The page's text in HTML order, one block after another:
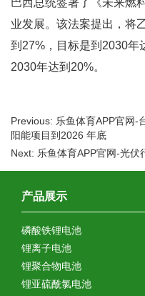
巴西总统签署了《未来燃
业发展。该法案提出，将
到27%，目标是到2030年
2030年达到20%。
Previous: 乐鱼体育APP官网-
阳能项目到2026 年底
Next: 乐鱼体育APP官网-光伏
产品展示
磷酸铁锂电池
锂离子电池
锂聚合物电池
锂亚硫酰氯电池